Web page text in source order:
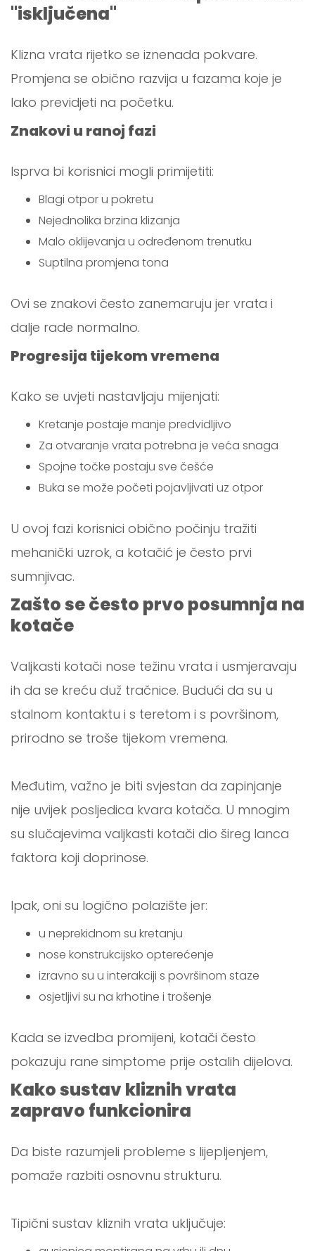
"isključena"
Klizna vrata rijetko se iznenada pokvare.
Promjena se obično razvija u fazama koje je
lako previdjeti na početku.
Znakovi u ranoj fazi
Isprva bi korisnici mogli primijetiti:
Blagi otpor u pokretu
Nejednolika brzina klizanja
Malo oklijevanja u određenom trenutku
Suptilna promjena tona
Ovi se znakovi često zanemaruju jer vrata i
dalje rade normalno.
Progresija tijekom vremena
Kako se uvjeti nastavljaju mijenjati:
Kretanje postaje manje predvidljivo
Za otvaranje vrata potrebna je veća snaga
Spojne točke postaju sve češće
Buka se može početi pojavljivati uz otpor
U ovoj fazi korisnici obično počinju tražiti
mehanički uzrok, a kotačić je često prvi
sumnjivac.
Zašto se često prvo posumnja na
kotače
Valjkasti kotači nose težinu vrata i usmjeravaju
ih da se kreću duž tračnice. Budući da su u
stalnom kontaktu i s teretom i s površinom,
prirodno se troše tijekom vremena.
Međutim, važno je biti svjestan da zapinjanje
nije uvijek posljedica kvara kotača. U mnogim
su slučajevima valjkasti kotači dio šireg lanca
faktora koji doprinose.
Ipak, oni su logično polazište jer:
u neprekidnom su kretanju
nose konstrukcijsko opterećenje
izravno su u interakciji s površinom staze
osjetljivi su na krhotine i trošenje
Kada se izvedba promijeni, kotači često
pokazuju rane simptome prije ostalih dijelova.
Kako sustav kliznih vrata
zapravo funkcionira
Da biste razumjeli probleme s lijepljenjem,
pomaže razbiti osnovnu strukturu.
Tipični sustav kliznih vrata uključuje: